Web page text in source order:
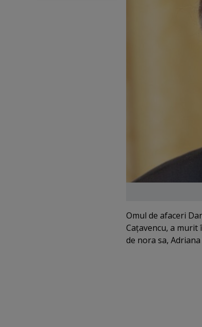
Omul de afaceri
Caţavencu, a
de nora sa,